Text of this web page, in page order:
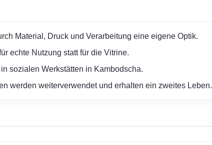
Material, Druck und Verarbeitung eine eigene Optik.
echte Nutzung statt für die Vitrine.
sozialen Werkstätten in Kambodscha.
werden weiterverwendet und erhalten ein zweites Leben.